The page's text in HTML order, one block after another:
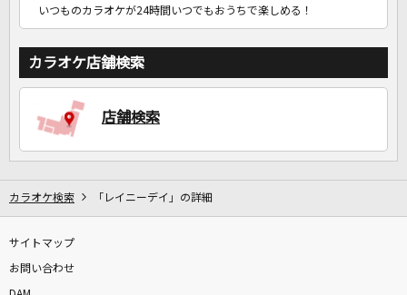
いつものカラオケが24時間いつでもおうちで楽しめる！
カラオケ店舗検索
店舗検索
カラオケ検索 「レイニーデイ」の詳細
サイトマップ
お問い合わせ